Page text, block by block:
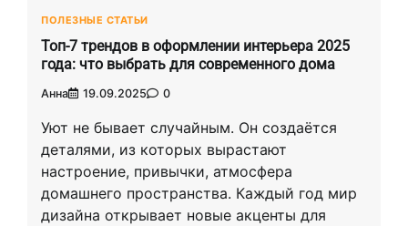
ПОЛЕЗНЫЕ СТАТЬИ
Топ-7 трендов в оформлении интерьера 2025
года: что выбрать для современного дома
Анна 19.09.2025 0
Уют не бывает случайным. Он создаётся
деталями, из которых вырастают
настроение, привычки, атмосфера
домашнего пространства. Каждый год мир
дизайна открывает новые акценты для